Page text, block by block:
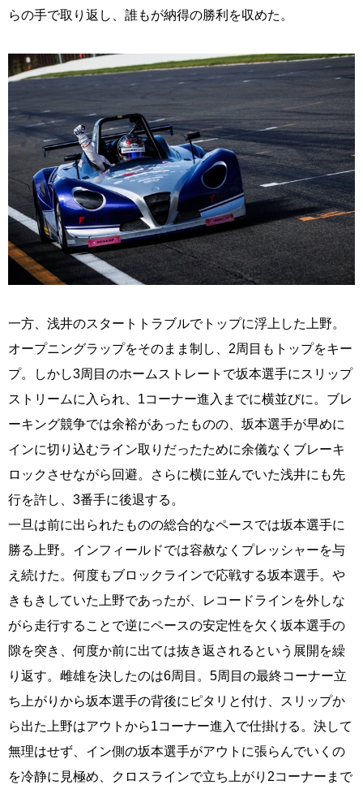
らの手で取り返し、誰もが納得の勝利を収めた。
一方、浅井のスタートトラブルでトップに浮上した上野。
オープニングラップをそのまま制し、2周目もトップをキー
プ。しかし3周目のホームストレートで坂本選手にスリップ
ストリームに入られ、1コーナー進入までに横並びに。ブレ
ーキング競争では余裕があったものの、坂本選手が早めに
インに切り込むライン取りだったために余儀なくブレーキ
ロックさせながら回避。さらに横に並んでいた浅井にも先
行を許し、3番手に後退する。
一旦は前に出られたものの総合的なペースでは坂本選手に
勝る上野。インフィールドでは容赦なくプレッシャーを与
え続けた。何度もブロックラインで応戦する坂本選手。や
きもきしていた上野であったが、レコードラインを外しな
がら走行することで逆にペースの安定性を欠く坂本選手の
隙を突き、何度か前に出ては抜き返されるという展開を繰
り返す。雌雄を決したのは6周目。5周目の最終コーナー立
ち上がりから坂本選手の背後にピタリと付け、スリップか
ら出た上野はアウトから1コーナー進入で仕掛ける。決して
無理はせず、イン側の坂本選手がアウトに張らんでいくの
を冷静に見極め、クロスラインで立ち上がり2コーナーまで